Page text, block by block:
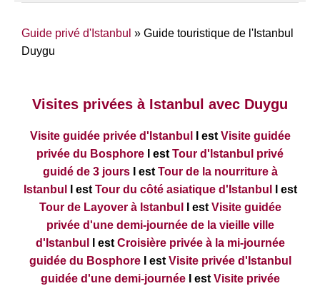
Guide privé d'Istanbul » Guide touristique de l'Istanbul
Duygu
Visites privées à Istanbul avec Duygu
Visite guidée privée d'Istanbul I estVisite guidée
privée du Bosphore I estTour d'Istanbul privé
guidé de 3 joursI estTour de la nourriture à
Istanbul
I estTour du côté asiatique d'Istanbul
I est
Tour de Layover à Istanbul
I estVisite guidée
privée d'une demi-journée de la vieille ville
d'Istanbul
I estCroisière privée à la mi-journée
guidée du BosphoreI estVisite privée d'Istanbul
guidée d'une demi-journéeI estVisite privée